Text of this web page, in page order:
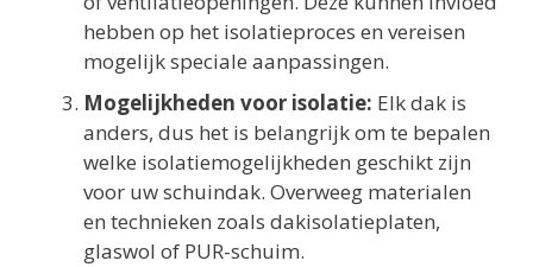
hebben op het isolatieproces en vereisen
mogelijk speciale aanpassingen.
Mogelijkheden voor isolatie: Elk dak is
anders, dus het is belangrijk om te bepalen
welke isolatiemogelijkheden geschikt zijn
voor uw schuindak. Overweeg materialen
en technieken zoals dakisolatieplaten,
glaswol of PUR-schuim.